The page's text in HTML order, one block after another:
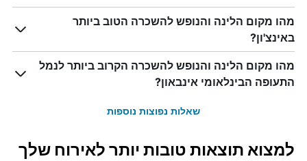
מהו מקום הלינה והנופש להשכרה הטוב ביותר
באינצ'ון?
מהו מקום הלינה והנופש להשכרה הקרוב ביותר לנמל
התעופה הבינלאומי אינבאון?
שאלות נפוצות נוספות
למצוא תוצאות טובות יותר לאירוח שלך